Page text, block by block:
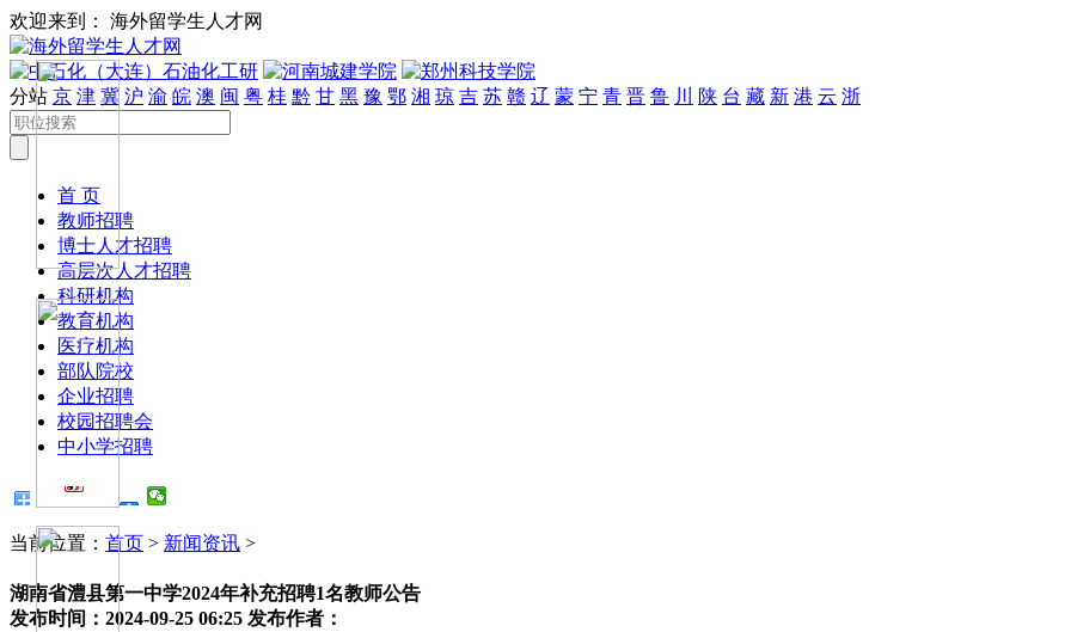
欢迎来到： 海外留学生人才网
分站 京 津 冀 沪 渝 皖 澳 闽 粤 桂 黔 甘 黑 豫 鄂 湘 琼 吉 苏 赣 辽 蒙 宁 青 晋 鲁 川 陕 台 藏 新 港 云 浙
首 页
教师招聘
博士人才招聘
高层次人才招聘
科研机构
教育机构
医疗机构
部队院校
企业招聘
校园招聘会
中小学招聘
当前位置： 首页 > 新闻资讯 >
湖南省澧县第一中学2024年补充招聘1名教师公告
发布时间：2024-09-25 06:25 发布作者：